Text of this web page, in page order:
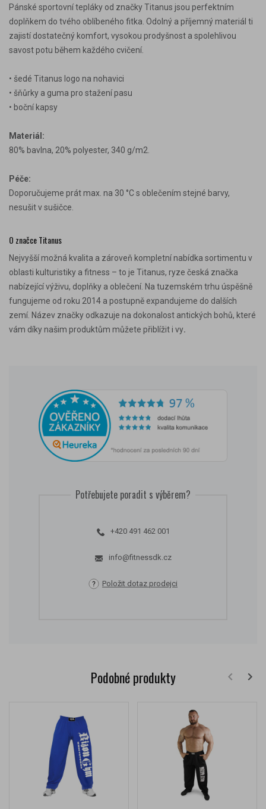
Pánské sportovní tepláky od značky Titanus jsou perfektním
doplňkem do tvého oblíbeného fitka. Odolný a příjemný materiál ti
zajistí dostatečný komfort, vysokou prodyšnost a spolehlivou
savost potu během každého cvičení.
• šedé Titanus logo na nohavici
• šňůrky a guma pro stažení pasu
• boční kapsy
Materiál:
80% bavlna, 20% polyester, 340 g/m2.
Péče:
Doporučujeme prát max. na 30 °C s oblečením stejné barvy,
nesušit v sušičce.
O značce Titanus
Nejvyšší možná kvalita a zároveň kompletní nabídka sortimentu v
oblasti kulturistiky a fitness – to je Titanus, ryze česká značka
nabízející výživu, doplňky a oblečení. Na tuzemském trhu úspěšně
fungujeme od roku 2014 a postupně expandujeme do dalších
zemí. Název značky odkazuje na dokonalost antických bohů, které
vám díky našim produktům můžete přiblížit i vy.
Potřebujete poradit s výběrem?
+420 491 462 001
info@fitnessdk.cz
Položit dotaz prodejci
Podobné produkty